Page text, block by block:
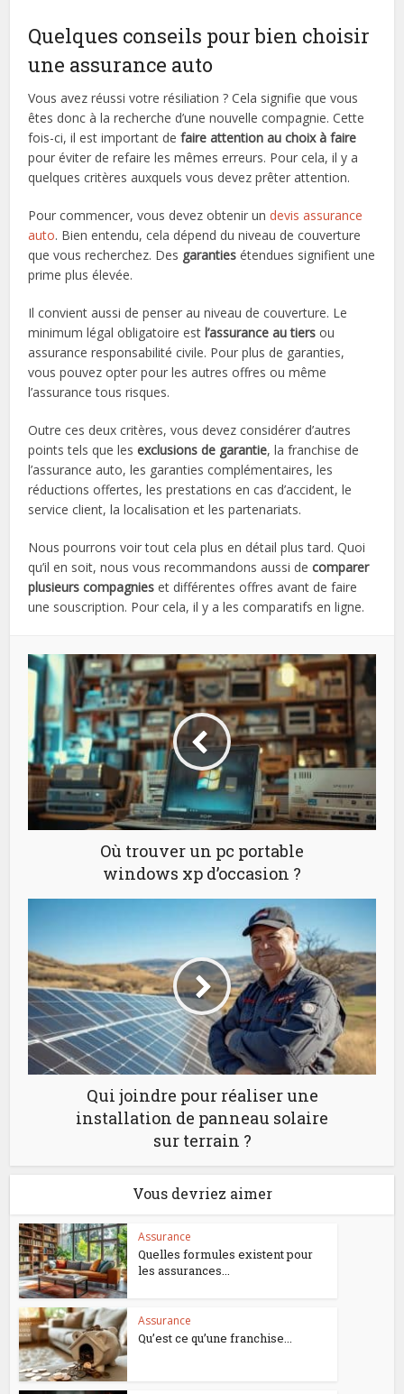
Quelques conseils pour bien choisir
une assurance auto
Vous avez réussi votre résiliation ? Cela signifie que vous
êtes donc à la recherche d’une nouvelle compagnie. Cette
fois-ci, il est important de faire attention au choix à faire
pour éviter de refaire les mêmes erreurs. Pour cela, il y a
quelques critères auxquels vous devez prêter attention.
Pour commencer, vous devez obtenir undevis assurance
auto. Bien entendu, cela dépend du niveau de couverture
que vous recherchez. Des garantiesétendues signifient une
prime plus élevée.
Il convient aussi de penser au niveau de couverture. Le
minimum légal obligatoire est l’assurance au tiersou
assurance responsabilité civile. Pour plus de garanties,
vous pouvez opter pour les autres offres ou même
l’assurance tous risques.
Outre ces deux critères, vous devez considérer d’autres
points tels que lesexclusions de garantie, la franchise de
l’assurance auto, les garanties complémentaires, les
réductions offertes, les prestations en cas d’accident, le
service client, la localisation et les partenariats.
Nous pourrons voir tout cela plus en détail plus tard. Quoi
qu’il en soit, nous vous recommandons aussi decomparer
plusieurs compagnies et différentes offres avant de faire
une souscription. Pour cela, il y a les comparatifs en ligne.
Où trouver un pc portable
windows xp d’occasion ?
Qui joindre pour réaliser une
installation de panneau solaire
sur terrain ?
Vous devriez aimer
Assurance
Quelles formules existent pour
les assurances...
Assurance
Qu’est ce qu’une franchise...